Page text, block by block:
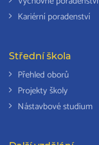
Kariérní poradenství
Střední škola
Přehled oborů
Projekty školy
Nástavbové studium